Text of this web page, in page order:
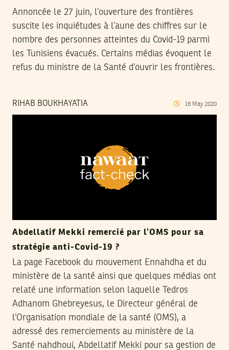
Annoncée le 27 juin, l’ouverture des frontières
suscite les inquiétudes à l’aune des chiffres sur le
nombre des personnes atteintes du Covid-19 parmi
les Tunisiens évacués. Certains médias évoquent le
refus du ministre de la Santé d’ouvrir les frontières.
RIHAB BOUKHAYATIA 16 May 2020
Abdellatif Mekki remercié par l’OMS pour sa
stratégie anti-Covid-19 ?
La page Facebook du mouvement Ennahdha et du
ministère de la santé ainsi que quelques médias ont
relaté une information selon laquelle Tedros
Adhanom Ghebreyesus, le Directeur général de
l’Organisation mondiale de la santé (OMS), a
adressé des remerciements au ministère de la
Santé nahdhoui, Abdellatif Mekki pour sa gestion de